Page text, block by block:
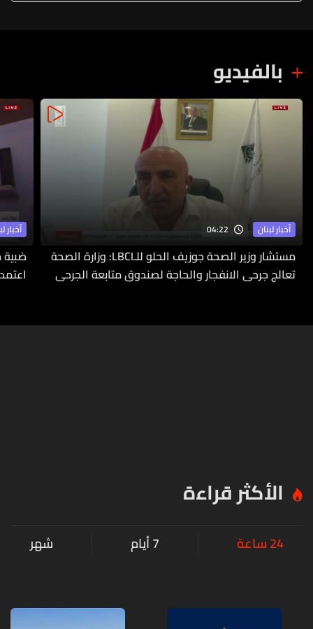
بالفيديو
أخبار لبنان 04:22
مستشار وزير الصحة جوزيف الحلو للـLBCI: وزارة الصحة
تعالج جرحى الانفجار والحاجة لصندوق متابعة الجرحى
أخبار
ضبية
الأكثر قراءة
24 ساعة 7 أيام شهر